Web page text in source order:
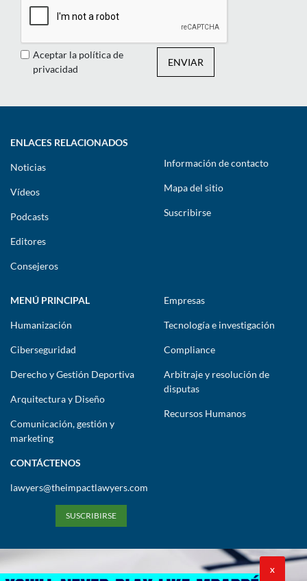
Aceptar la política de
privacidad
ENVIAR
ENLACES RELACIONADOS
Noticias
Vídeos
Podcasts
Editores
Consejeros
Información de contacto
Mapa del sitio
Suscribirse
MENÚ PRINCIPAL
Humanización
Ciberseguridad
Derecho y Gestión Deportiva
Arquitectura y Diseño
Comunicación, gestión y
marketing
Empresas
Tecnología e investigación
Compliance
Arbitraje y resolución de
disputas
Recursos Humanos
CONTÁCTENOS
lawyers@theimpactlawyers.com
SUSCRIBIRSE
X